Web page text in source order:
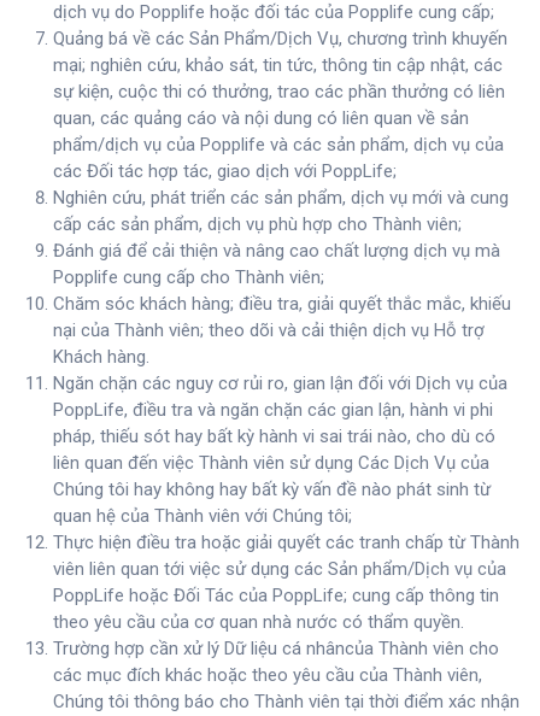
dịch vụ do Popplife hoặc đối tác của Popplife cung cấp;
Quảng bá về các Sản Phẩm/Dịch Vụ, chương trình khuyến
mại; nghiên cứu, khảo sát, tin tức, thông tin cập nhật, các
sự kiện, cuộc thi có thưởng, trao các phần thưởng có liên
quan, các quảng cáo và nội dung có liên quan về sản
phẩm/dịch vụ của Popplife và các sản phẩm, dịch vụ của
các Đối tác hợp tác, giao dịch với PoppLife;
Nghiên cứu, phát triển các sản phẩm, dịch vụ mới và cung
cấp các sản phẩm, dịch vụ phù hợp cho Thành viên;
Đánh giá để cải thiện và nâng cao chất lượng dịch vụ mà
Popplife cung cấp cho Thành viên;
Chăm sóc khách hàng; điều tra, giải quyết thắc mắc, khiếu
nại của Thành viên; theo dõi và cải thiện dịch vụ Hỗ trợ
Khách hàng.
Ngăn chặn các nguy cơ rủi ro, gian lận đối với Dịch vụ của
PoppLife, điều tra và ngăn chặn các gian lận, hành vi phi
pháp, thiếu sót hay bất kỳ hành vi sai trái nào, cho dù có
liên quan đến việc Thành viên sử dụng Các Dịch Vụ của
Chúng tôi hay không hay bất kỳ vấn đề nào phát sinh từ
quan hệ của Thành viên với Chúng tôi;
Thực hiện điều tra hoặc giải quyết các tranh chấp từ Thành
viên liên quan tới việc sử dụng các Sản phẩm/Dịch vụ của
PoppLife hoặc Đối Tác của PoppLife; cung cấp thông tin
theo yêu cầu của cơ quan nhà nước có thẩm quyền.
Trường hợp cần xử lý Dữ liệu cá nhâncủa Thành viên cho
các mục đích khác hoặc theo yêu cầu của Thành viên,
Chúng tôi thông báo cho Thành viên tại thời điểm xác nhận